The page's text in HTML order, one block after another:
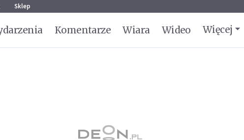
Sklep
Komentarze Wiara Wideo Więcej